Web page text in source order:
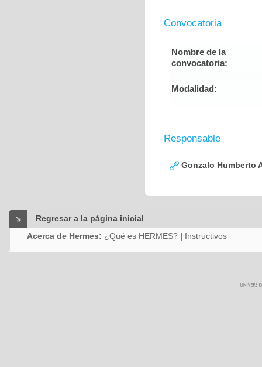
Convocatoria
Nombre de la
convocatoria:
Modalidad:
Responsable
Gonzalo Humberto
Regresar a la página inicial
Acerca de Hermes: ¿Qué es HERMES? | Instructivos